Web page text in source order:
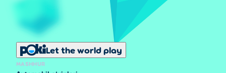
Let the world play
MASHHUR